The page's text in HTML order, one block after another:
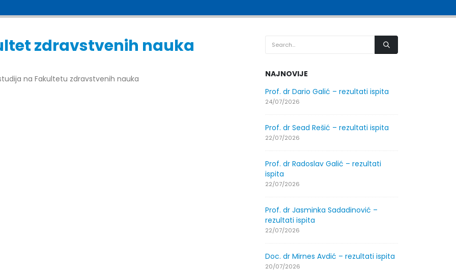
zdravstvenih nauka
na Fakultetu zdravstvenih nauka
NAJNOVIJE
Prof. dr Dario Galić – rezultati ispita
24/07/2026
Prof. dr Sead Rešić – rezultati ispita
22/07/2026
Prof. dr Radoslav Galić – rezultati
ispita
22/07/2026
Prof. dr Jasminka Sadadinović –
rezultati ispita
22/07/2026
Doc. dr Mirnes Avdić – rezultati ispita
20/07/2026